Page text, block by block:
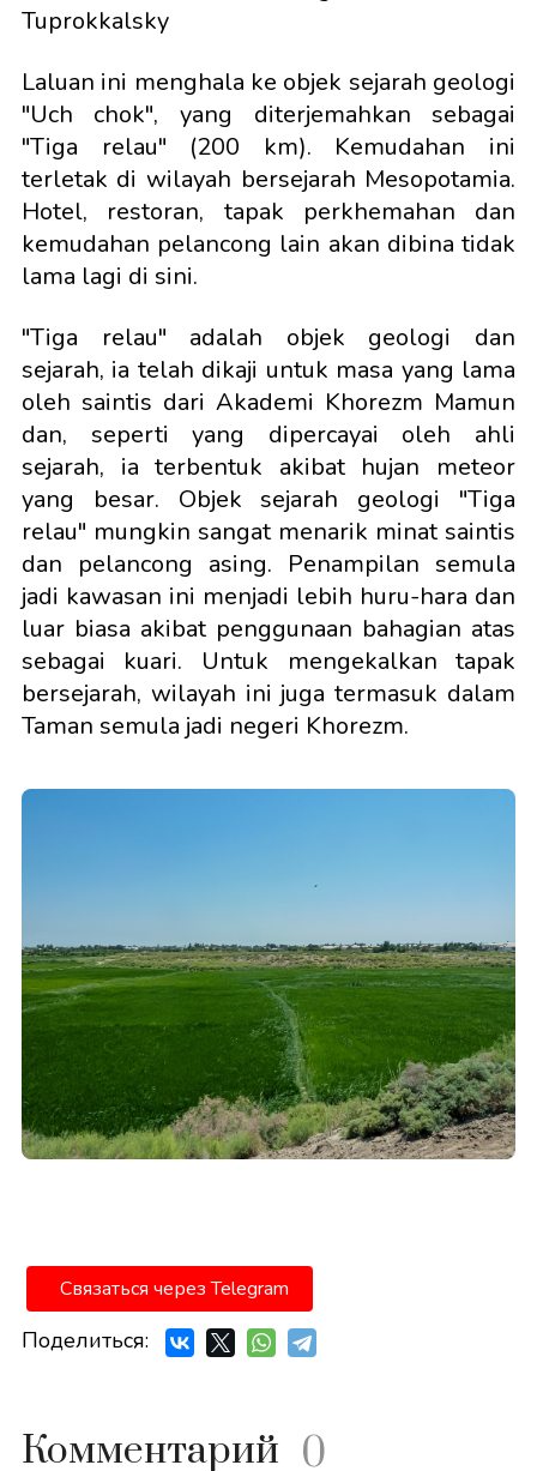
Tuprokkalsky
Laluan ini menghala ke objek sejarah geologi
"Uch chok", yang diterjemahkan sebagai
"Tiga relau" (200 km). Kemudahan ini
terletak di wilayah bersejarah Mesopotamia.
Hotel, restoran, tapak perkhemahan dan
kemudahan pelancong lain akan dibina tidak
lama lagi di sini.
"Tiga relau" adalah objek geologi dan
sejarah, ia telah dikaji untuk masa yang lama
oleh saintis dari Akademi Khorezm Mamun
dan, seperti yang dipercayai oleh ahli
sejarah, ia terbentuk akibat hujan meteor
yang besar. Objek sejarah geologi "Tiga
relau" mungkin sangat menarik minat saintis
dan pelancong asing. Penampilan semula
jadi kawasan ini menjadi lebih huru-hara dan
luar biasa akibat penggunaan bahagian atas
sebagai kuari. Untuk mengekalkan tapak
bersejarah, wilayah ini juga termasuk dalam
Taman semula jadi negeri Khorezm.
Связаться через Telegram
Поделиться:
Комментарий 0